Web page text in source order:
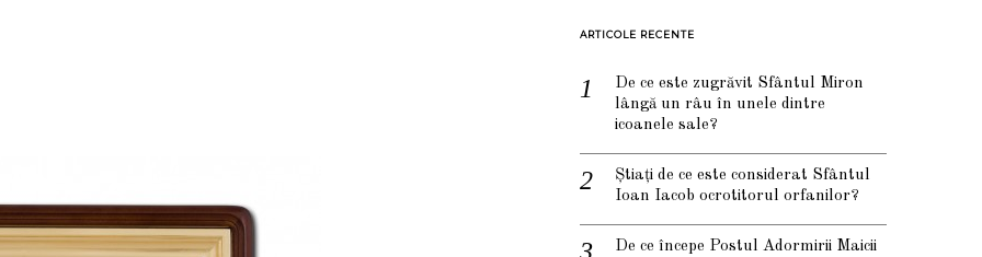
ARTICOLE RECENTE
De ce este zugrăvit Sfântul Miron
lângă un râu în unele dintre
icoanele sale?
Știați de ce este considerat Sfântul
Ioan Iacob ocrotitorul orfanilor?
De ce începe Postul Adormirii Maicii